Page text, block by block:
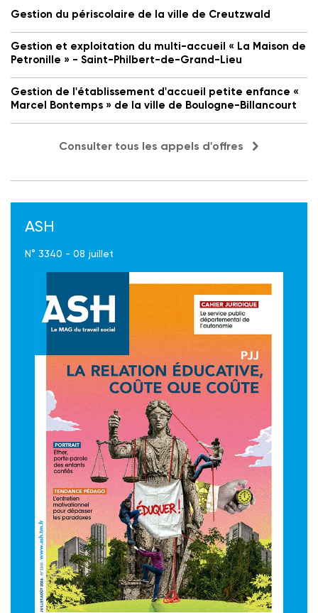
Gestion du périscolaire de la ville de Creutzwald
Gestion et exploitation du multi-accueil « La Maison de
Petronille » - Saint-Philbert-de-Grand-Lieu
Gestion de l'établissement d'accueil petite enfance «
Marcel Bontemps » de la ville de Boulogne-Billancourt
Consulter tous les appels d'offres
ASH
N° 3340 - 08 juillet